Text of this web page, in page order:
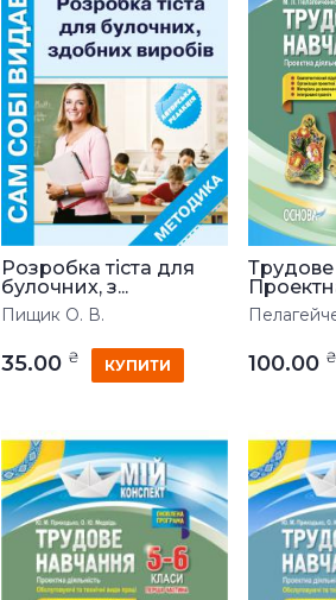
Розробка тіста для
булочних, з...
Пищик О. В.
35.00 ₴ КУПИТИ 100.00 ₴